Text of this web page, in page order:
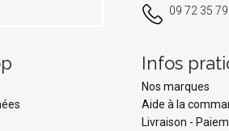
09 72 35
Infos
Nos marques
Aide à la
Livraison -